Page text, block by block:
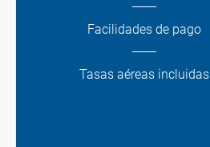
Facilidades de pago
Tasas aéreas incluidas